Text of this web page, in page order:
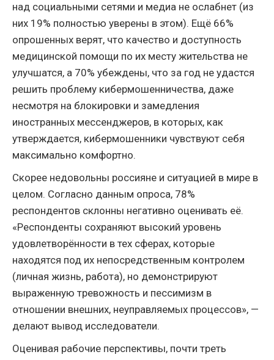
над социальными сетями и медиа не ослабнет (из
них 19% полностью уверены в этом). Ещё 66%
опрошенных верят, что качество и доступность
медицинской помощи по их месту жительства не
улучшатся, а 70% убеждены, что за год не удастся
решить проблему кибермошенничества, даже
несмотря на блокировки и замедления
иностранных мессенджеров, в которых, как
утверждается, кибермошенники чувствуют себя
максимально комфортно.
Скорее недовольны россияне и ситуацией в мире в
целом. Согласно данным опроса, 78%
респондентов склонны негативно оценивать её.
«Респонденты сохраняют высокий уровень
удовлетворённости в тех сферах, которые
находятся под их непосредственным контролем
(личная жизнь, работа), но демонстрируют
выраженную тревожность и пессимизм в
отношении внешних, неуправляемых процессов», —
делают вывод исследователи.
Оценивая рабочие перспективы, почти треть